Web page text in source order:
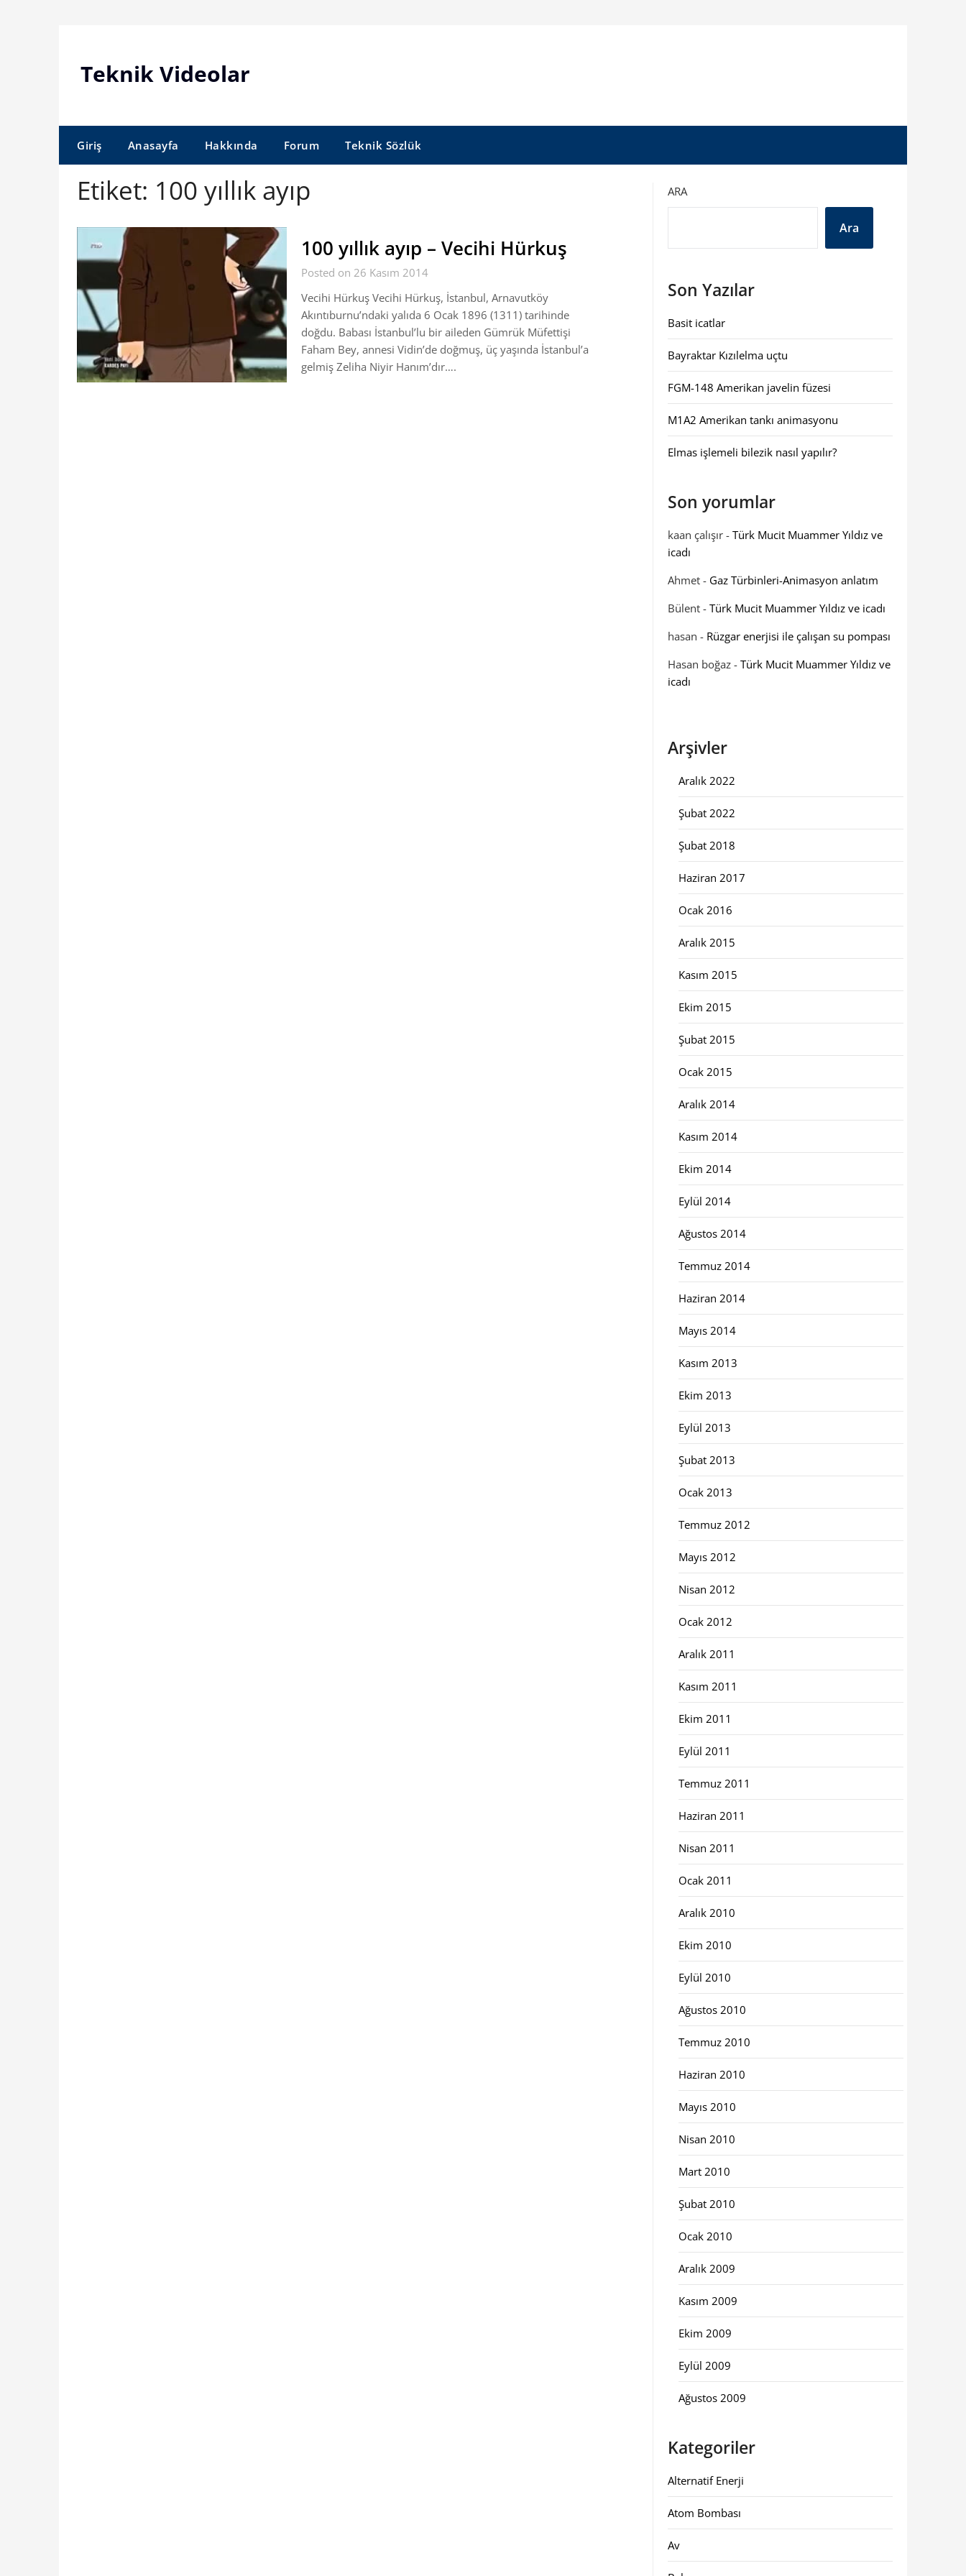
Teknik Videolar
Giriş Anasayfa Hakkında Forum Teknik Sözlük
Etiket: 100 yıllık ayıp
100 yıllık ayıp – Vecihi Hürkuş
Posted on 26 Kasım 2014
Vecihi Hürkuş Vecihi Hürkuş, İstanbul, Arnavutköy
Akıntıburnu’ndaki yalıda 6 Ocak 1896 (1311) tarihinde
doğdu. Babası İstanbul’lu bir aileden Gümrük Müfettişi
Faham Bey, annesi Vidin’de doğmuş, üç yaşında İstanbul’a
gelmiş Zeliha Niyir Hanım’dır….
ARA
Ara
Son Yazılar
Basit icatlar
Bayraktar Kızılelma uçtu
FGM-148 Amerikan javelin füzesi
M1A2 Amerikan tankı animasyonu
Elmas işlemeli bilezik nasıl yapılır?
Son yorumlar
kaan çalışır- Türk Mucit Muammer Yıldız ve
icadı
Ahmet- Gaz Türbinleri-Animasyon anlatım
Bülent- Türk Mucit Muammer Yıldız ve icadı
hasan - Rüzgar enerjisi ile çalışan su pompası
Hasan boğaz- Türk Mucit Muammer Yıldız ve
icadı
Arşivler
Aralık 2022
Şubat 2022
Şubat 2018
Haziran 2017
Ocak 2016
Aralık 2015
Kasım 2015
Ekim 2015
Şubat 2015
Ocak 2015
Aralık 2014
Kasım 2014
Ekim 2014
Eylül 2014
Ağustos 2014
Temmuz 2014
Haziran 2014
Mayıs 2014
Kasım 2013
Ekim 2013
Eylül 2013
Şubat 2013
Ocak 2013
Temmuz 2012
Mayıs 2012
Nisan 2012
Ocak 2012
Aralık 2011
Kasım 2011
Ekim 2011
Eylül 2011
Temmuz 2011
Haziran 2011
Nisan 2011
Ocak 2011
Aralık 2010
Ekim 2010
Eylül 2010
Ağustos 2010
Temmuz 2010
Haziran 2010
Mayıs 2010
Nisan 2010
Mart 2010
Şubat 2010
Ocak 2010
Aralık 2009
Kasım 2009
Ekim 2009
Eylül 2009
Ağustos 2009
Kategoriler
Alternatif Enerji
Atom Bombası
Av